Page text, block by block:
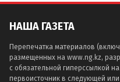
НАША ГАЗЕТА
Перепечатка материалов
размещенных на www.ng.kz,
с обязательной гиперссылкой
первоисточник в следующей